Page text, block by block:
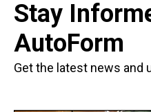
Stay
AutoForm
Get the latest news and